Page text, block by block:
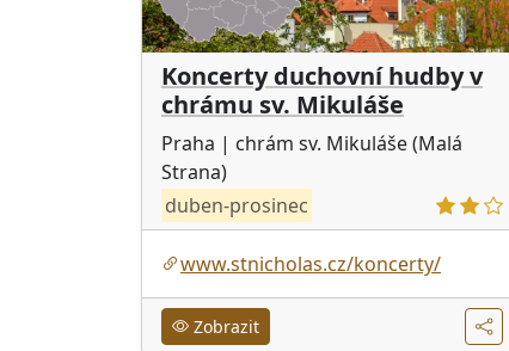
Koncerty duchovní hudby v
chrámu sv. Mikuláše
Praha | chrám sv. Mikuláše (Malá
Strana)
duben-prosinec
www.stnicholas.cz/koncerty/
Zobrazit